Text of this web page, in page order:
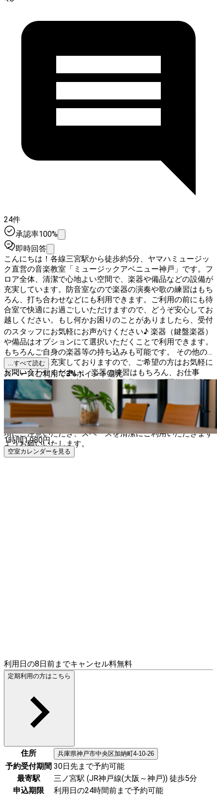
24件
承認率100%
即時回答
こんにちは！各線三宮駅から徒歩約5分、ヤマハミュージッ
ク直営の音楽教室「ミュージックアベニュー神戸」です。フ
ロア全体、清潔で心地よい空間で、楽器や備品などの設備が
充実しています。防音室なので楽器の演奏や歌の練習はもち
ろん、打ち合わせなどにも利用できます。ご利用の前にも待
合室で快適にお過ごしいただけますので、どうぞ安心してお
越しください。もし何かお困りのことがありましたら、受付
のスタッフにお気軽にお声がけください♪ 楽器（鍵盤楽器）
や備品はオプションにて選択いただくことで利用できます。
もちろんご自身の楽器等の持ち込みも可能です。 その他の
オプションも充実しておりますので、ご希望の方はお気軽に
お問い合わせください。 楽器の練習はもちろん、お仕事
（テレワーク）、稽古、結婚式の余興、ライブ配信、演劇・
芝居など、幅広い用途にご利用いただけます。部屋内、待合
室ではフロア共通のWi-Fiをご利用いただけます。 スペース
のご利用にあたっては、ページ下部にございます「利用規
約」を必ずご確認ください。 また、スペース内での禁止事
項にご注意いただき、スペースを清潔にご利用いただきます
ようお願いいたします。
...すべて読む
スペースご利用で3%ポイント還元
1時間1,980円
空室カレンダーを見る
利用日の8日前までキャンセル料無料
定期利用の方はこちら
住所 兵庫県神戸市中央区加納町4-10-26
予約受付期間 30日先まで予約可能
最寄駅
三ノ宮駅 (JR神戸線(大阪～神戸)) 徒歩5分
申込期限
利用日の24時間前まで予約可能